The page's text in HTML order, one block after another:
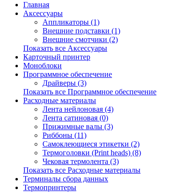
Главная
Аксессуары
Аппликаторы (1)
Внешние подставки (1)
Внешние смотчики (2)
Показать все Аксессуары
Карточный принтер
Моноблоки
Программное обеспечение
Драйверы (3)
Показать все Программное обеспечение
Расходные материалы
Лента нейлоновая (4)
Лента сатиновая (0)
Прижимные валы (3)
Риббоны (11)
Самоклеющиеся этикетки (2)
Термоголовки (Print heads) (8)
Чековая термолента (3)
Показать все Расходные материалы
Терминалы сбора данных
Термопринтеры